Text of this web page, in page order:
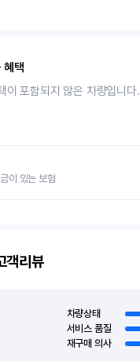
혜택
이 포함되지 않은 차량입니다.
이 있는 보험
객리뷰
차량상태
서비스 품질
재구매 의사